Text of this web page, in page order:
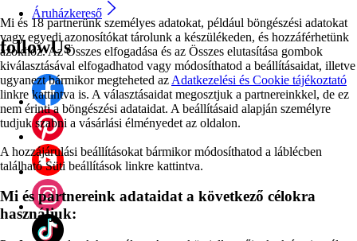
Mi és 18 partnerünk személyes adatokat, például böngészési adatokat
vagy egyedi azonosítókat tárolunk a készülékeden, és hozzáférhetünk
azokhoz. Az Összes elfogadása és az Összes elutasítása gombok
kiválasztásával elfogadhatod vagy módosíthatod a beállításaidat, illetve
ugyanezt bármikor megteheted az Adatkezelési és Cookie tájékoztató
linkre kattintva is. A választásaidat megosztjuk a partnereinkkel, de ez
nem érinti a böngészési adataidat. A beállításaid alapján személyre
tudjuk szabni a vásárlási élményedet az oldalon.
A hozzájárulási beállításokat bármikor módosíthatod a láblécben
található Süti beállítások linkre kattintva.
Mi és partnereink adataidat a következő célokra
használjuk:
Áruházkereső
followUs